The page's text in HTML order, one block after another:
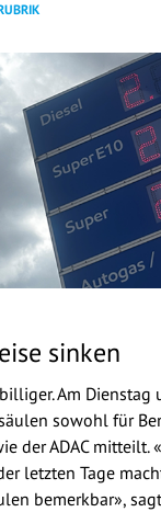
sinken
Am Dienstag
sowohl für
der ADAC mitteilt.
letzten Tage
bemerkbar»,